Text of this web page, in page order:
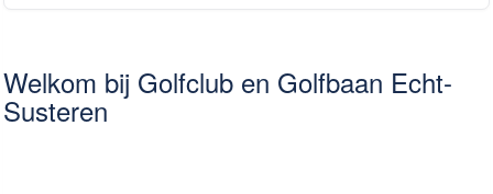
Welkom bij Golfclub en Golfbaan Echt-
Susteren